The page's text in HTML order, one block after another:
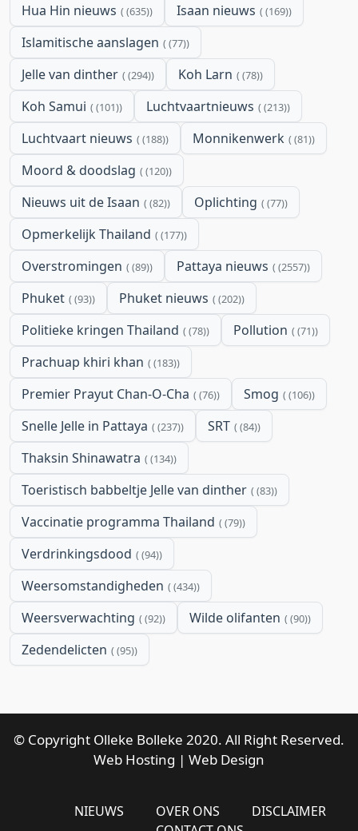
Hua Hin nieuws (635) Isaan nieuws (169)
Islamitische aanslagen (77)
Jelle van dinther (294) Koh Larn (78)
Koh Samui (101) Luchtvaartnieuws (213)
Luchtvaart nieuws (188) Monnikenwerk (81)
Moord & doodslag (120)
Nieuws uit de Isaan (82) Oplichting (77)
Opmerkelijk Thailand (177)
Overstromingen (89) Pattaya nieuws (2557)
Phuket (93) Phuket nieuws (202)
Politieke kringen Thailand (78) Pollution (71)
Prachuap khiri khan (183)
Premier Prayut Chan-O-Cha (76) Smog (106)
Snelle Jelle in Pattaya (237) SRT (84)
Thaksin Shinawatra (134)
Toeristisch babbeltje Jelle van dinther (83)
Vaccinatie programma Thailand (79)
Verdrinkingsdood (94)
Weersomstandigheden (434)
Weersverwachting (92) Wilde olifanten (90)
Zedendelicten (95)
© Copyright Olleke Bolleke 2020. All Right Reserved.
Web Hosting | Web Design
NIEUWS OVER ONS
DISCLAIMER